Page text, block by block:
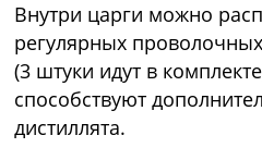
Внутри царги можно
регулярных
(3 штуки идут в
способствуют
дистиллята.